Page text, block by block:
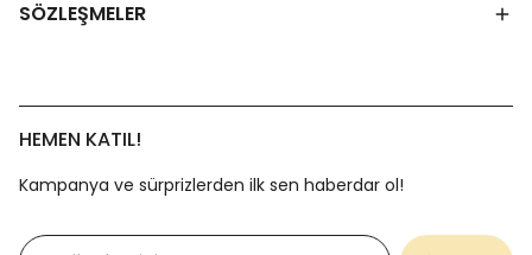
SÖZLEŞMELER
HEMEN KATIL!
Kampanya ve sürprizlerden ilk sen haberdar ol!